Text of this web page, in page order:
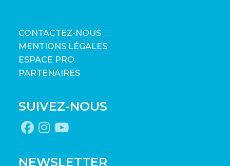
CONTACTEZ-NOUS
MENTIONS LÉGALES
ESPACE PRO
PARTENAIRES
SUIVEZ-NOUS
NEWSLETTER